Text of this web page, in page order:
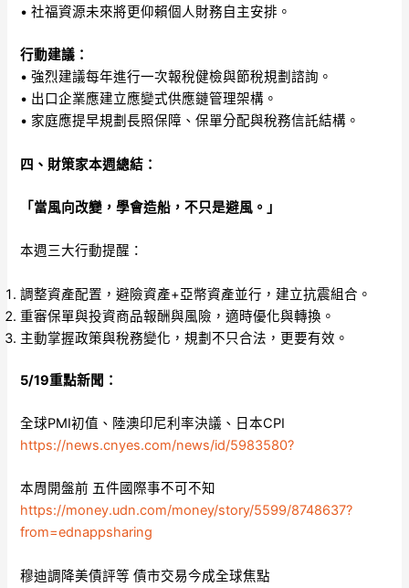
• 社福資源未來將更仰賴個人財務自主安排。
行動建議：
• 強烈建議每年進行一次報稅健檢與節稅規劃諮詢。
• 出口企業應建立應變式供應鏈管理架構。
• 家庭應提早規劃長照保障、保單分配與稅務信託結構。
四、財策家本週總結：
「當風向改變，學會造船，不只是避風。」
本週三大行動提醒：
調整資產配置，避險資產+亞幣資產並行，建立抗震組合。
重審保單與投資商品報酬與風險，適時優化與轉換。
主動掌握政策與稅務變化，規劃不只合法，更要有效。
5/19重點新聞：
全球PMI初值、陸澳印尼利率決議、日本CPI
https://news.cnyes.com/news/id/5983580?
本周開盤前 五件國際事不可不知
https://money.udn.com/money/story/5599/8748637?
from=ednappsharing
穆迪調降美債評等 債市交易今成全球焦點